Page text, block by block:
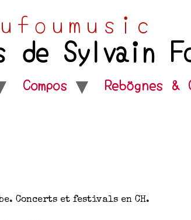
de Sylvain
Compos Rebögnes &
Concerts et festivals en CH.